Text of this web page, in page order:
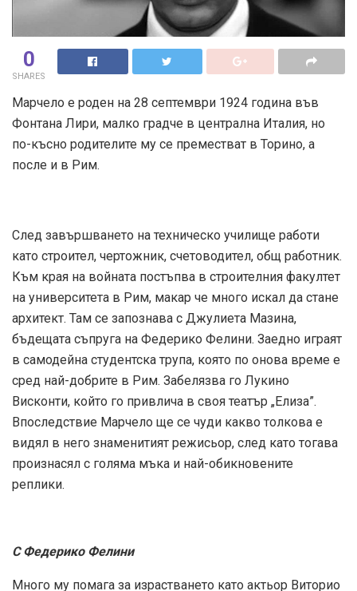
0
SHARES
Марчело е роден на 28 септември 1924 година във
Фонтана Лири, малко градче в централна Италия, но
по-късно родителите му се преместват в Торино, а
после и в Рим.
След завършването на техническо училище работи
като строител, чертожник, счетоводител, общ работник.
Към края на войната постъпва в строителния факултет
на университета в Рим, макар че много искал да стане
архитект. Там се запознава с Джулиета Мазина,
бъдещата съпруга на Федерико Фелини. Заедно играят
в самодейна студентска трупа, която по онова време е
сред най-добрите в Рим. Забелязва го Лукино
Висконти, който го привлича в своя театър „Елиза”.
Впоследствие Марчело ще се чуди какво толкова е
видял в него знаменитият режисьор, след като тогава
произнасял с голяма мъка и най-обикновените
реплики.
С Федерико Фелини
Много му помага за израстването като актьор Виторио